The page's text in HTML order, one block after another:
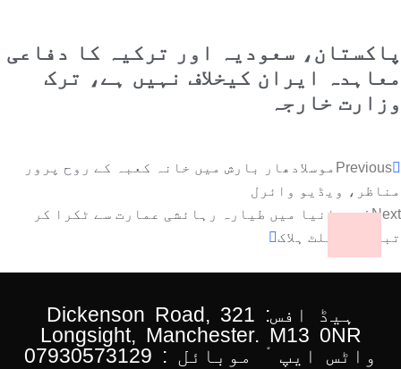
پاکستان، سعودیہ اور ترکیہ کا دفاعی
معاہدہ ایران کیخلاف نہیں ہے، ترک
وزارت خارجہ
Previous موسلادھار بارش میں خانہ کعبہ کے روح پرور
مناظر، ویڈیو وائرل
Nextلتھوانیا میں طیارہ رہائشی عمارت سے ٹکرا کر
تباہ، پائلٹ ہلاک
ہیڈ افس: 321 Dickenson Road,
Longsight, Manchester. M13 0NR
واٹس ایپ ْ موبائل : 07930573129